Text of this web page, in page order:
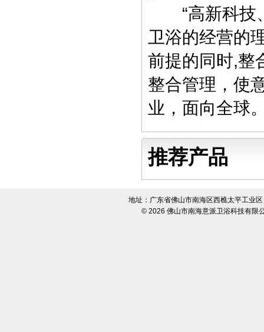
“高新科技、
卫浴的经营的
前提的同时,整
整合管理，使
业，面向全球
推荐产品
地址：广东省佛山市南海区西樵太平工
© 2026佛山市南海意派卫浴科技有限